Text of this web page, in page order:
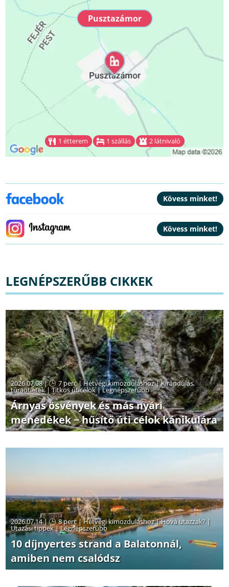
Pusztazámor
1 étterem 1 szállás 2 látnivaló
LEGNÉPSZERŰBB CIKKEK
2026.07.08 | 7 perc|Hétvégi kimozduláshoz|Kirándulás,
túraötletek|Titkos úticélok|Legnépszerűbb
Árnyas ösvények és más nyári
menedékek − hűsítő úti célok kánikulára
2026.07.14 | 8 perc|Hétvégi kimozduláshoz|Hová utazzak? |
Utazási tippek|Legnépszerűbb
10 díjnyertes strand a Balatonnál,
amiben nem csalódsz